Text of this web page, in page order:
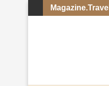
Magazine.Travel